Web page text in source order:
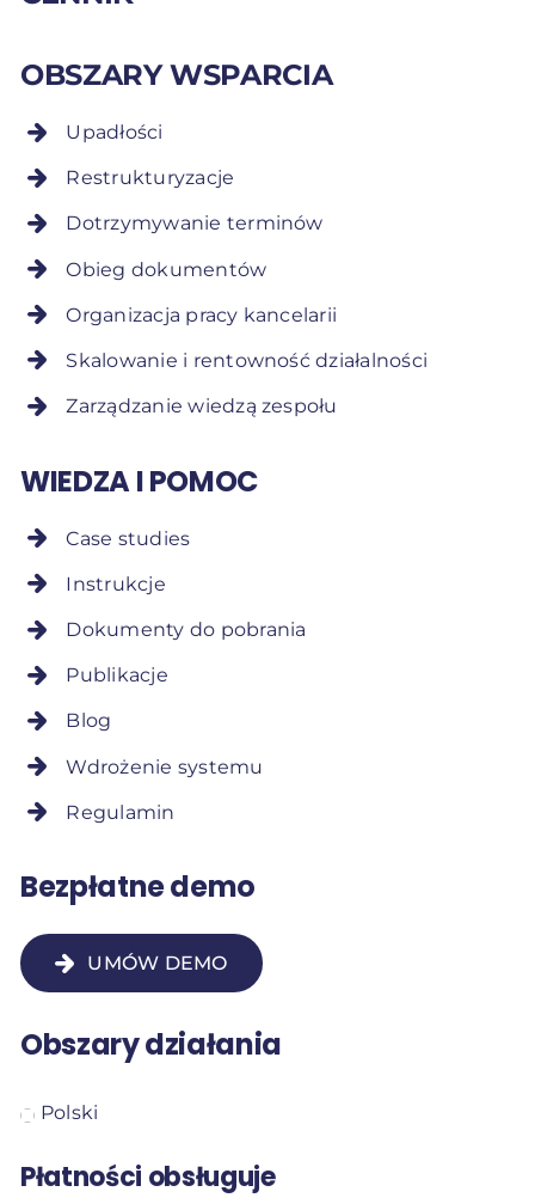
OBSZARY WSPARCIA
Upadłości
Restrukturyzacje
Dotrzymywanie terminów
Obieg dokumentów
Organizacja pracy kancelarii
Skalowanie i rentowność działalności
Zarządzanie wiedzą zespołu
WIEDZA I POMOC
Case studies
Instrukcje
Dokumenty do pobrania
Publikacje
Blog
Wdrożenie systemu
Regulamin
Bezpłatne demo
UMÓW DEMO
Obszary działania
Polski
Płatności obsługuje